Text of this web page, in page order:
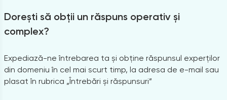
Dorești să obții un răspuns operativ și
complex?
Expediază-ne întrebarea ta și obține răspunsul experților
din domeniu în cel mai scurt timp, la adresa de e-mail sau
plasat în rubrica „Întrebări și răspunsuri”